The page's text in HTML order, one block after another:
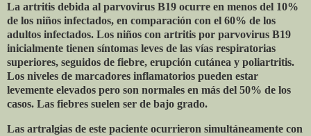
La artritis debida al parvovirus B19 ocurre en menos del 10%
de los niños infectados, en comparación con el 60% de los
adultos infectados. Los niños con artritis por parvovirus B19
inicialmente tienen síntomas leves de las vías respiratorias
superiores, seguidos de fiebre, erupción cutánea y poliartritis.
Los niveles de marcadores inflamatorios pueden estar
levemente elevados pero son normales en más del 50% de los
casos. Las fiebres suelen ser de bajo grado.
Las artralgias de este paciente ocurrieron simultáneamente con